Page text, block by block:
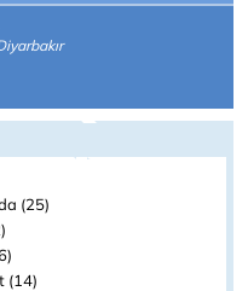
(25)
(14)